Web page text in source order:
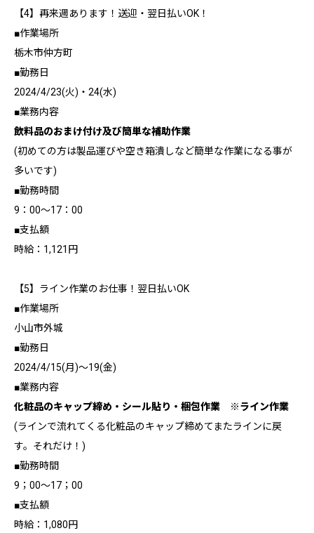
【4】再来週あります！送迎・翌日払いOK！
■作業場所
栃木市仲方町
■勤務日
2024/4/23(火)・24(水)
■業務内容
飲料品のおまけ付け及び簡単な補助作業
(初めての方は製品運びや空き箱潰しなど簡単な作業になる事が
多いです)
■勤務時間
9：00～17：00
■支払額
時給：1,121円
【5】ライン作業のお仕事！翌日払いOK
■作業場所
小山市外城
■勤務日
2024/4/15(月)～19(金)
■業務内容
化粧品のキャップ締め・シール貼り・梱包作業 ※ライン作業
(ラインで流れてくる化粧品のキャップ締めてまたラインに戻
す。それだけ！)
■勤務時間
9；00～17；00
■支払額
時給：1,080円